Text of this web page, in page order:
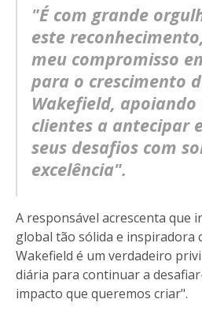
"É com grande
este
meu compromisso
para o crescimento
Wakefield, apoiando
clientes a antecipar
seus desafios com
excelência".
A responsável acrescenta que
global tão sólida e inspiradora
Wakefield é um verdadeiro
diária para continuar a
impacto que queremos criar".